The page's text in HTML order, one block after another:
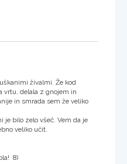
živalmi. Že kod
vrtu, delala z gnojem in
in smrada sem že veliko
je bilo zelo všeč. Vem da je
veliko učit.
8)